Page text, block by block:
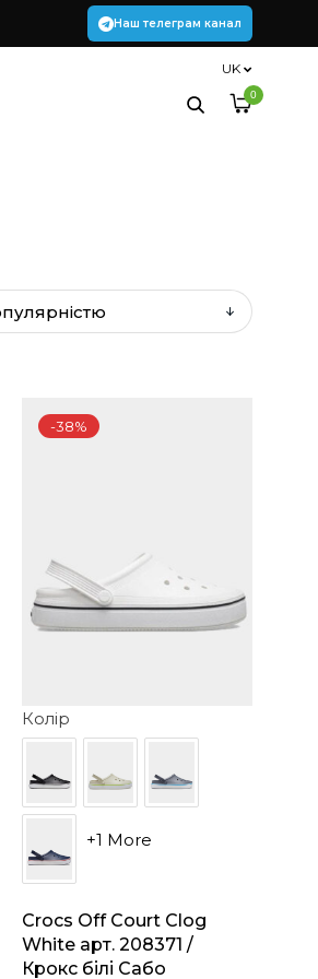
Наш телеграм канал
0
UK
Колір
+1 More
-38%
Crocs Off Court Clog
White арт. 208371 /
Крокс білі Сабо